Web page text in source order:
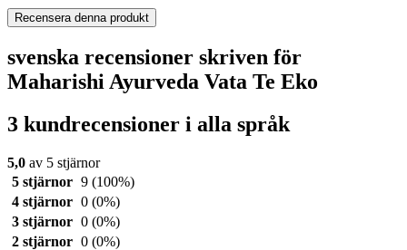
Recensera denna produkt
svenska recensioner skriven för
Maharishi Ayurveda Vata Te Eko
3 kundrecensioner i alla språk
5,0 av 5 stjärnor
5 stjärnor 9 (100%)
4 stjärnor 0 (0%)
3 stjärnor 0 (0%)
2 stjärnor 0 (0%)